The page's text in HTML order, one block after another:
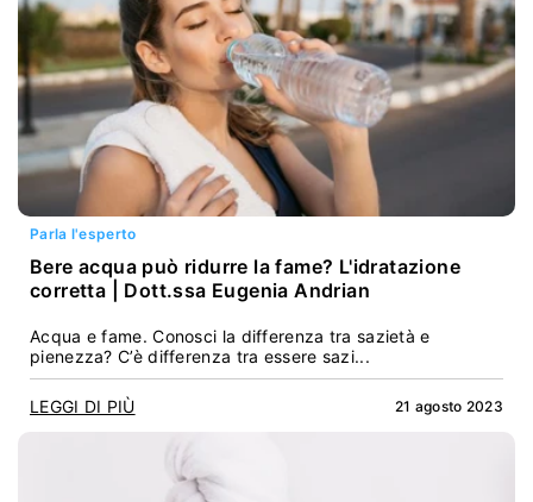
Parla l'esperto
Bere acqua può ridurre la fame? L'idratazione
corretta | Dott.ssa Eugenia Andrian
Acqua e fame. Conosci la differenza tra sazietà e
pienezza? C’è differenza tra essere sazi...
LEGGI DI PIÙ 21 agosto 2023